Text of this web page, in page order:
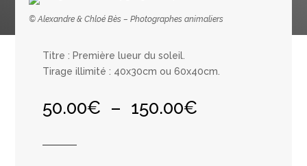
© Alexandre & Chloé Bès – Photographes animaliers
Titre : Première lueur du soleil.
Tirage illimité : 40x30cm ou 60x40cm.
50.00€ – 150.00€